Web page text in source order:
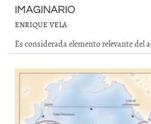
IMAGINARIO
ENRIQUE VELA
Es considerada elemento relevante del